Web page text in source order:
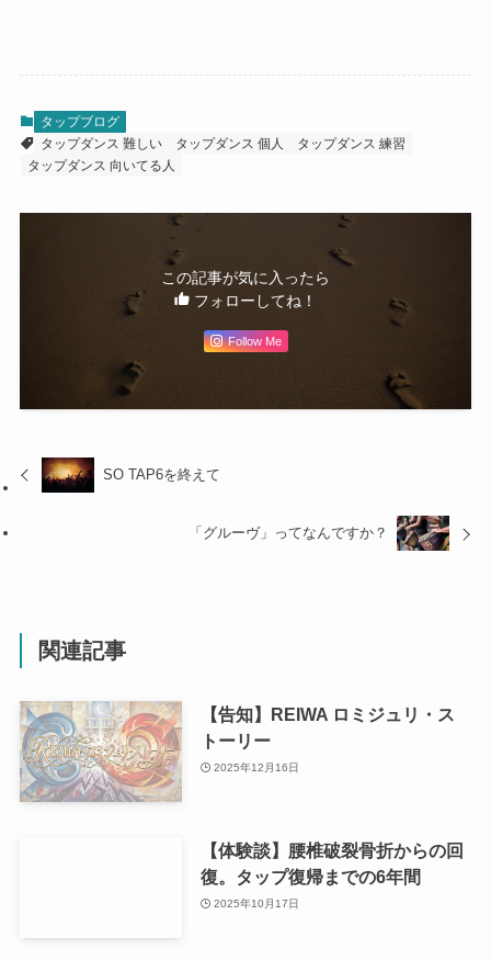
タップブログ
タップダンス 難しい
タップダンス 個人
タップダンス 練習
タップダンス 向いてる人
この記事が気に入ったら
フォローしてね！
Follow Me
SO TAP6を終えて
「グルーヴ」ってなんですか？
関連記事
【告知】REIWA ロミジュリ・ス
トーリー
2025年12月16日
【体験談】腰椎破裂骨折からの回
復。タップ復帰までの6年間
2025年10月17日